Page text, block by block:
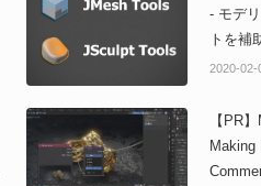
- モデ
トを補
集！
2020-02-
【PR
Making